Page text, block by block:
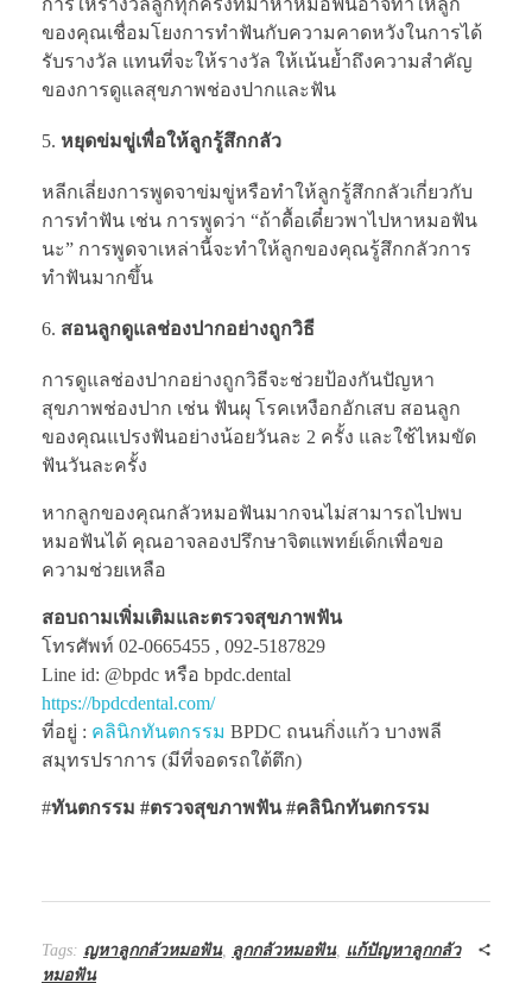
การให้รางวัลลูกทุกครั้งที่มาหาหมอฟันอาจทำให้ลูก
ของคุณเชื่อมโยงการทำฟันกับความคาดหวังในการได้
รับรางวัล แทนที่จะให้รางวัล ให้เน้นย้ำถึงความสำคัญ
ของการดูแลสุขภาพช่องปากและฟัน
หยุดข่มขู่เพื่อให้ลูกรู้สึกกลัว
หลีกเลี่ยงการพูดจาข่มขู่หรือทำให้ลูกรู้สึกกลัวเกี่ยวกับ
การทำฟัน เช่น การพูดว่า “ถ้าดื้อเดี๋ยวพาไปหาหมอฟัน
นะ” การพูดจาเหล่านี้จะทำให้ลูกของคุณรู้สึกกลัวการ
ทำฟันมากขึ้น
สอนลูกดูแลช่องปากอย่างถูกวิธี
การดูแลช่องปากอย่างถูกวิธีจะช่วยป้องกันปัญหา
สุขภาพช่องปาก เช่น ฟันผุ โรคเหงือกอักเสบ สอนลูก
ของคุณแปรงฟันอย่างน้อยวันละ 2 ครั้ง และใช้ไหมขัด
ฟันวันละครั้ง
หากลูกของคุณกลัวหมอฟันมากจนไม่สามารถไปพบ
หมอฟันได้ คุณอาจลองปรึกษาจิตแพทย์เด็กเพื่อขอ
ความช่วยเหลือ
สอบถามเพิ่มเติมและตรวจสุขภาพฟัน
โทรศัพท์ 02-0665455 , 092-5187829
Line id: @bpdc หรือ bpdc.dental
https://bpdcdental.com/
ที่อยู่ : คลินิกทันตกรรม BPDC ถนนกิ่งแก้ว บางพลี
สมุทรปราการ (มีที่จอดรถใต้ตึก)
#ทันตกรรม #ตรวจสุขภาพฟัน #คลินิกทันตกรรม
Tags: ญหาลูกกลัวหมอฟัน, ลูกกลัวหมอฟัน, แก้ปัญหาลูกกลัว
หมอฟัน